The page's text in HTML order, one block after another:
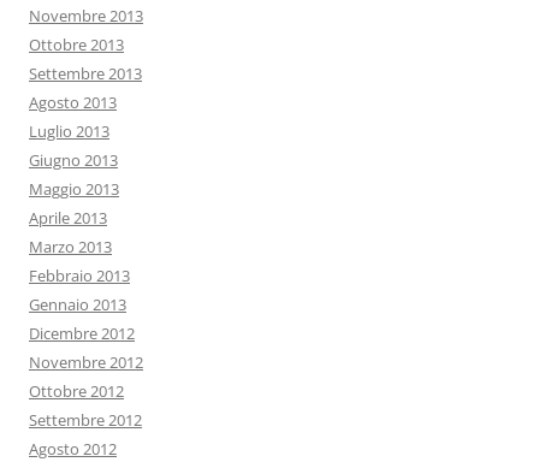
Novembre 2013
Ottobre 2013
Settembre 2013
Agosto 2013
Luglio 2013
Giugno 2013
Maggio 2013
Aprile 2013
Marzo 2013
Febbraio 2013
Gennaio 2013
Dicembre 2012
Novembre 2012
Ottobre 2012
Settembre 2012
Agosto 2012